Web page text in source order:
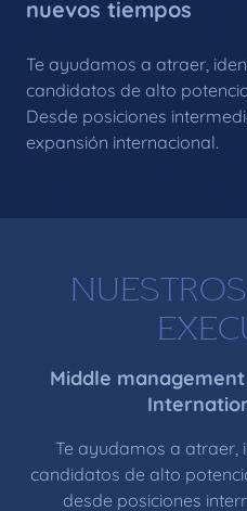
nuevos tiempos
Te ayudamos a atraer,
candidatos de alto
Desde posiciones
expansión internacional.
Middle
Te ayudamos a atraer,
candidatos de alto
desde posiciones